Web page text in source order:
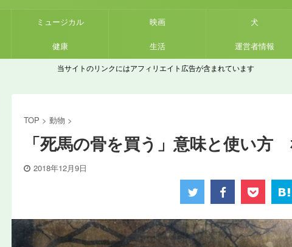
ミュージカル 映画 犬
健康 生活 運営者情報
当サイトのリンクにはアフィリエイト広告が含まれています
TOP > 動物 >
「死馬の骨を買う」意味と使い方
2018年12月9日